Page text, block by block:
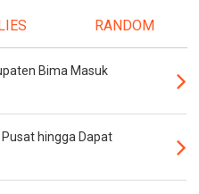
RANDOM
Bima Masuk
hingga Dapat